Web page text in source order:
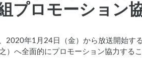
プロモーション
2020年1月24日（金）から放送開始す
へ全面的にプロモーション協力する